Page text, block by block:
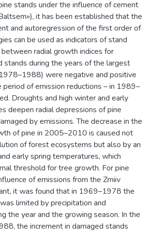
stands under the influence of cement
it has been established that the
and autoregression of the first order of
can be used as indicators of stand
radial growth indices for
stands during the years of the largest
were negative and positive
of emission reductions – in 1989–
Droughts and high winter and early
deepen radial depressions of pine
by emissions. The decrease in the
of pine in 2005–2010 is caused not
of forest ecosystems but also by an
early spring temperatures, which
threshold for tree growth. For pine
of emissions from the Zmiiv
it was found that in 1969–1978 the
limited by precipitation and
the year and the growing season. In the
the increment in damaged stands